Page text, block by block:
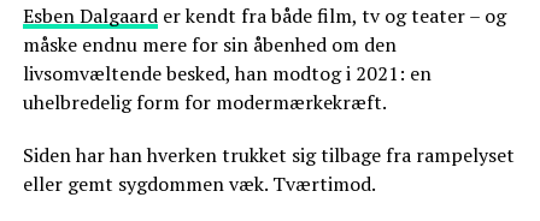
Esben Dalgaarder kendt fra både film, tv og teater – og
måske endnu mere for sin åbenhed om den
livsomvæltende besked, han modtog i 2021: en
uhelbredelig form for modermærkekræft.
Siden har han hverken trukket sig tilbage fra rampelyset
eller gemt sygdommen væk. Tværtimod.